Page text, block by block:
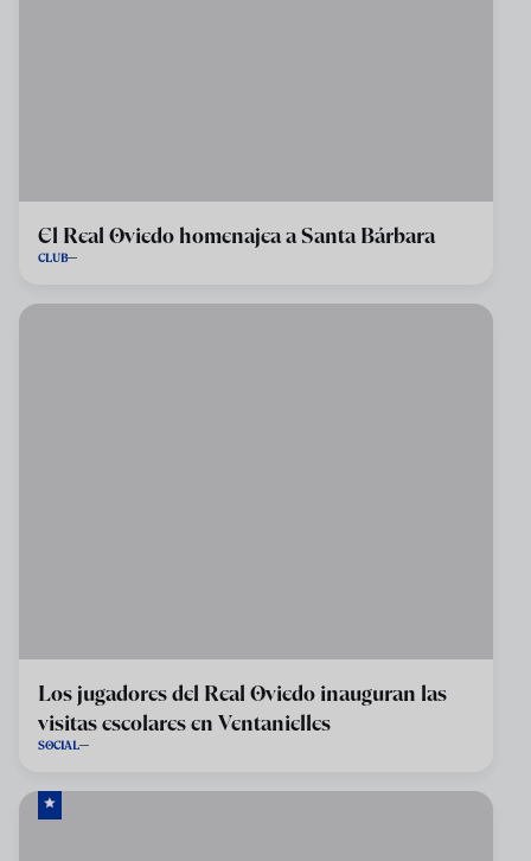
El Real Oviedo homenajea a Santa Bárbara
CLUB
Los jugadores del Real Oviedo inauguran las
visitas escolares en Ventanielles
SOCIAL